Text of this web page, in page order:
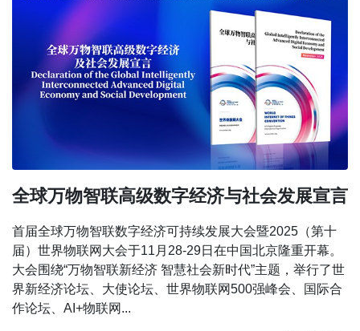
全球万物智联高级数字经济与社会发展宣言
首届全球万物智联数字经济可持续发展大会暨2025（第十
届）世界物联网大会于11月28-29日在中国北京隆重开幕。
大会围绕“万物智联新经济 智慧社会新时代”主题，举行了世
界新经济论坛、大使论坛、世界物联网500强峰会、国际合
作论坛、AI+物联网...